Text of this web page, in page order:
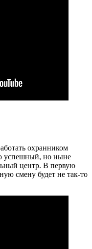
охранником
успешный, но ныне
центр. В первую
смену будет не так-то